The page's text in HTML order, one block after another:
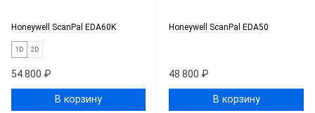
Honeywell ScanPal EDA60K
1D 2D
54 800 ₽
В корзину
Honeywell ScanPal EDA50
48 800 ₽
В корзину